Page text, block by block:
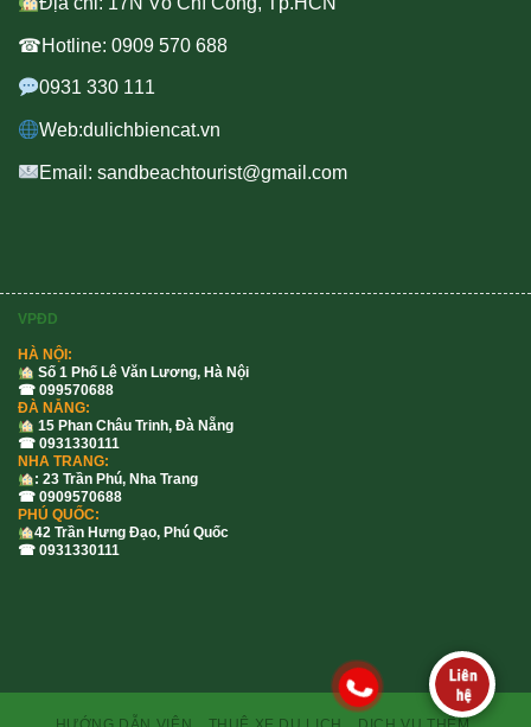
☎Hotline: 0909 570 688
0931 330 111
Web:dulichbiencat.vn
Email: sandbeachtourist@gmail.com
VPĐD
HÀ NỘI:
Số 1 Phố Lê Văn Lương, Hà Nội
☎ 099570688
ĐÀ NẴNG:
15 Phan Châu Trinh, Đà Nẵng
☎ 0931330111
NHA TRANG:
: 23 Trần Phú, Nha Trang
☎ 0909570688
PHÚ QUỐC:
42 Trần Hưng Đạo, Phú Quốc
☎ 0931330111